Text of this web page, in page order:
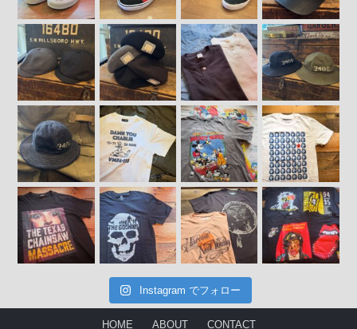
Instagram でフォロー
HOME ABOUT CONTACT